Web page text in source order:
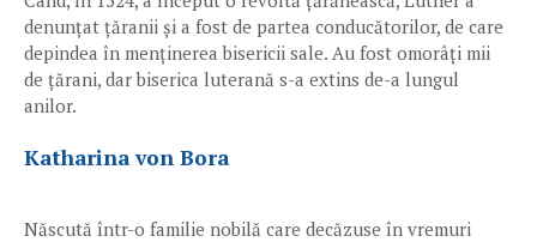
denunțat țăranii și a fost de partea conducătorilor, de care
depindea în menținerea bisericii sale. Au fost omorâți mii
de țărani, dar biserica luterană s-a extins de-a lungul
anilor.
Katharina von Bora
Născută într-o familie nobilă care decăzuse în vremuri